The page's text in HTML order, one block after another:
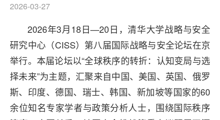
2026-03-27
2026年3月18日—20日，清华大学战略与安全
研究中心（CISS）第八届国际战略与安全论坛在京
举行。本届论坛以“全球秩序的转折：认知变局与选
择未来”为主题，汇聚来自中国、美国、英国、俄罗
斯、印度、德国、瑞士、韩国、新加坡等国家的60
余位知名专家学者与政策分析人士，围绕国际秩序